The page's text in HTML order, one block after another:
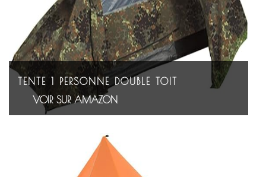
TENTE 1 PERSONNE DOUBLE TOIT
VOIR SUR AMAZON